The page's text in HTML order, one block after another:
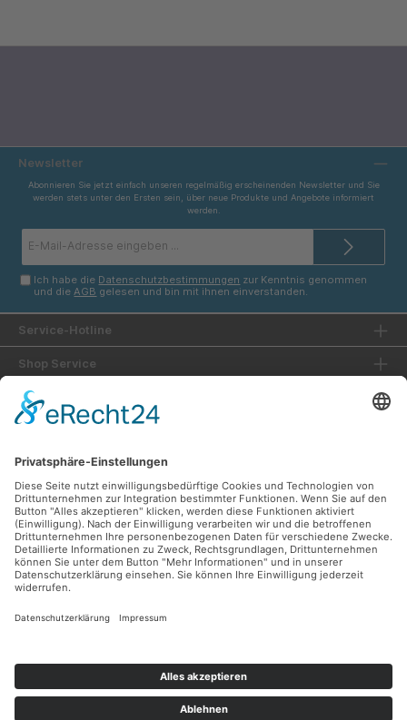
Newsletter
Abonnieren Sie jetzt einfach unseren regelmäßig erscheinenden Newsletter und Sie
werden stets unter den Ersten sein, über neue Produkte und Angebote informiert
werden.
Mail-
Ich habe die Datenschutzbestimmungen zur Kenntnis genommen
und die AGB gelesen und bin mit ihnen einverstanden.
Service-Hotline
Shop Service
Informationen
Versandarten
Unsere Communities
Zahlungsarten
Ladengeschäft
Shop Service Informationen